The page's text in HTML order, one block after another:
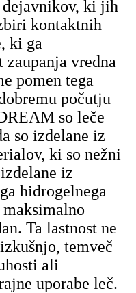
dejavnikov, ki jih
kontaktnih
ki ga
vredna
pomen tega
počutju
so leče
so izdelane iz
ki so nežni
iz
hidrogelnega
Ta lastnost ne
temveč
ali
uporabe leč.